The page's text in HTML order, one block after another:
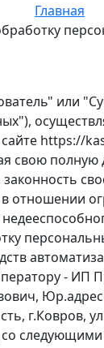
Главная
или
сайте https://
свою полную
в отношении
- ИП
г.Ковров,